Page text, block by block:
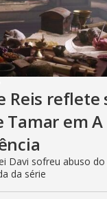
Reis reflete
Tamar em A
Davi sofreu abuso
da série